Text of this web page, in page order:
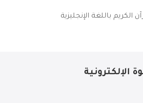
الكريم باللغة الإنجليزية
الإلكترونية